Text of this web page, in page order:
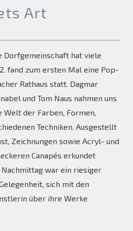
Art
Dorfgemeinschaft hat viele
fand zum ersten Mal eine Pop-
Rathaus statt. Dagmar
und Tom Naus nahmen uns
Welt der Farben, Formen,
Techniken. Ausgestellt
Zeichnungen sowie Acryl- und
Canapés erkundet
war ein riesiger
sich mit den
über ihre Werke